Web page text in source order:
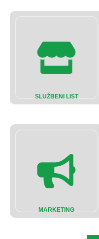
SLUŽBENI LIST
MARKETING